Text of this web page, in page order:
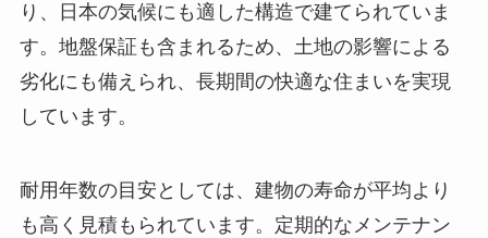
り、日本の気候にも適した構造で建てられていま
す。地盤保証も含まれるため、土地の影響による
劣化にも備えられ、長期間の快適な住まいを実現
しています。
耐用年数の目安としては、建物の寿命が平均より
も高く見積もられています。定期的なメンテナン